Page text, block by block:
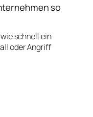
so
schnell ein
oder Angriff